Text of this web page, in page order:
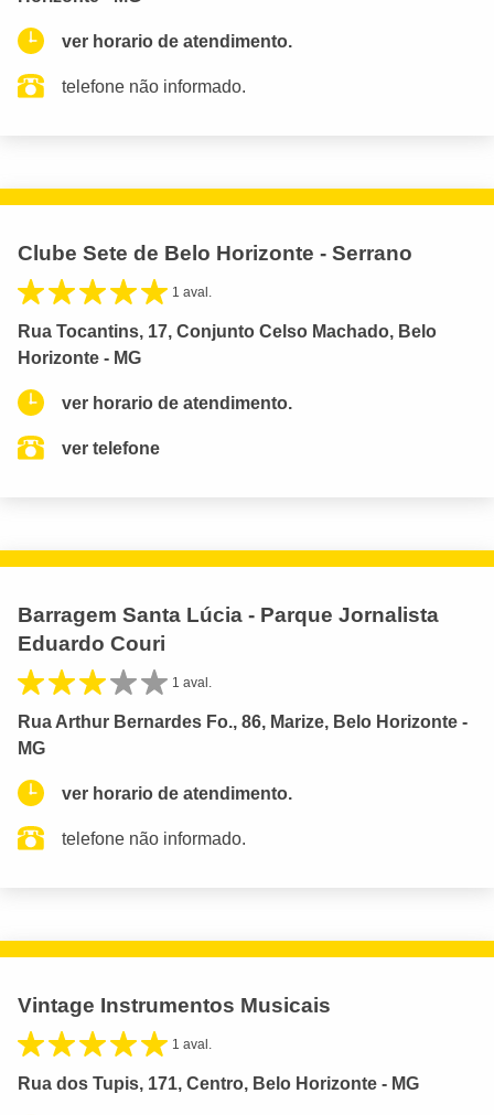
ver horario de atendimento.
telefone não informado.
Clube Sete de Belo Horizonte - Serrano
1 aval.
Rua Tocantins, 17, Conjunto Celso Machado, Belo
Horizonte - MG
ver horario de atendimento.
ver telefone
Barragem Santa Lúcia - Parque Jornalista
Eduardo Couri
1 aval.
Rua Arthur Bernardes Fo., 86, Marize, Belo Horizonte -
MG
ver horario de atendimento.
telefone não informado.
Vintage Instrumentos Musicais
1 aval.
Rua dos Tupis, 171, Centro, Belo Horizonte - MG